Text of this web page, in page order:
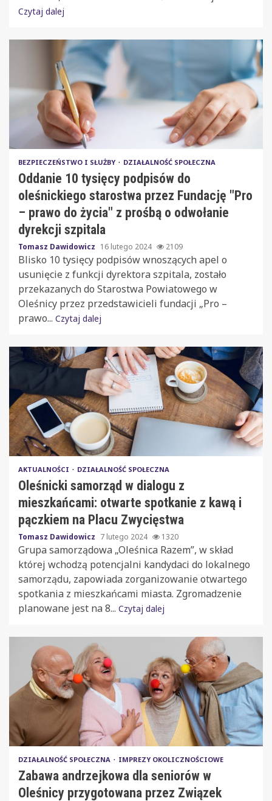
Czytaj dalej
BEZPIECZEŃSTWO I SŁUŻBY DZIAŁALNOŚĆ SPOŁECZNA
Oddanie 10 tysięcy podpisów do
oleśnickiego starostwa przez Fundację "Pro
– prawo do życia" z prośbą o odwołanie
dyrekcji szpitala
Tomasz Dawidowicz 16 lutego 2024 2109
Blisko 10 tysięcy podpisów wnoszących apel o
usunięcie z funkcji dyrektora szpitala, zostało
przekazanych do Starostwa Powiatowego w
Oleśnicy przez przedstawicieli fundacji „Pro –
prawo... Czytaj dalej
AKTUALNOŚCI DZIAŁALNOŚĆ SPOŁECZNA
Oleśnicki samorząd w dialogu z
mieszkańcami: otwarte spotkanie z kawą i
pączkiem na Placu Zwycięstwa
Tomasz Dawidowicz 7 lutego 2024 1320
Grupa samorządowa „Oleśnica Razem”, w skład
której wchodzą potencjalni kandydaci do lokalnego
samorządu, zapowiada zorganizowanie otwartego
spotkania z mieszkańcami miasta. Zgromadzenie
planowane jest na 8... Czytaj dalej
DZIAŁALNOŚĆ SPOŁECZNA IMPREZY OKOLICZNOŚCIOWE
Zabawa andrzejkowa dla seniorów w
Oleśnicy przygotowana przez Związek